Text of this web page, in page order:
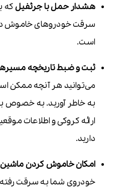
هشدار حمل با جرثفیلکه
سرقت خودروهای خاموش
است.
ثبت و ضبط تاریخچه
می‌توانید هر آنچه ممکن
به خاطر آورید. به خصوص
ارائه کروکی و اطلاعات
دارید.
امکان خاموش کردن ماشین
خودروی شما به سرقت